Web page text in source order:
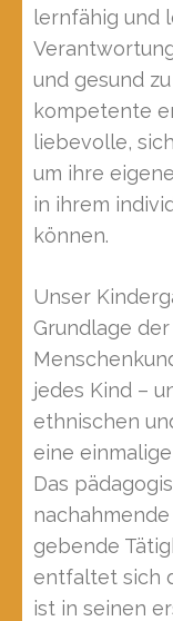
lernfähig und
und gesund
kompetente
liebevolle,
um ihre
in ihrem
können.
Unser
Grundlage
jedes Kind –
ethnischen
eine
Das
gebende
entfaltet sich
ist in seinen